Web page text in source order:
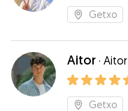
Getxo
Aitor · Aitor
Getxo